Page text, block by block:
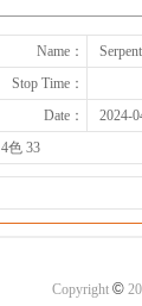
Name：
Stop Time：
Date：
2024-
色 33
Copyright ©